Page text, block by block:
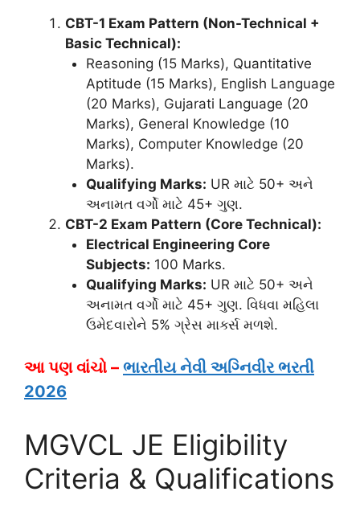
CBT-1 Exam Pattern (Non-Technical +
Basic Technical):
Reasoning (15 Marks), Quantitative
Aptitude (15 Marks), English Language
(20 Marks), Gujarati Language (20
Marks), General Knowledge (10
Marks), Computer Knowledge (20
Marks).
Qualifying Marks: UR માટે 50+ અને
અનામત વર્ગો માટે 45+ ગુણ.
CBT-2 Exam Pattern (Core Technical):
Electrical Engineering Core
Subjects: 100 Marks.
Qualifying Marks: UR માટે 50+ અને
અનામત વર્ગો માટે 45+ ગુણ. વિધવા મહિલા
ઉમેદવારોને 5% ગ્રેસ માર્ક્સ મળશે.
આ પણ વાંચો – ભારતીય નેવી અગ્નિવીર ભરતી
2026
MGVCL JE Eligibility
Criteria & Qualifications